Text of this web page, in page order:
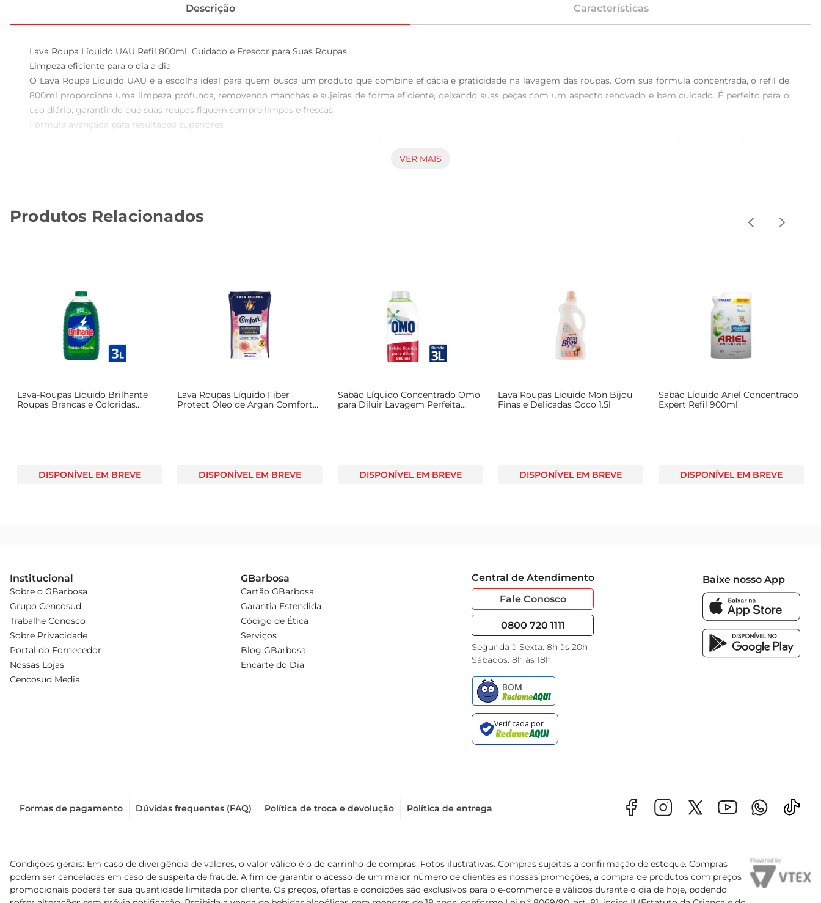
Descrição Características
Lava Roupa Líquido UAU Refil 800ml  Cuidado e Frescor para Suas Roupas
Limpeza eficiente para o dia a dia
O Lava Roupa Líquido UAU é a escolha ideal para quem busca um produto que combine eficácia e praticidade na lavagem das roupas. Com sua fórmula concentrada, o refil de
800ml proporciona uma limpeza profunda, removendo manchas e sujeiras de forma eficiente, deixando suas peças com um aspecto renovado e bem cuidado. É perfeito para o
uso diário, garantindo que suas roupas fiquem sempre limpas e frescas.
Fórmula avançada para resultados superiores
composição é especialmente formulada para preservar as cores e a textura das roupas, evitando o desbotamento e mantendo a qualidade dos tecidos por mais tempo. Além
para proporcionar uma sensação de limpeza e bemestar, tornando o momento de vestir suas roupas ainda mais prazeroso. Com UAU, você não apenas limpa suas roupas, mas
Especificações do produto
O refil de 800ml é uma opção prática e econômica, ideal para quem deseja manter a casa abastecida com um produto de qualidade. Seu design permite fácil armazenamento e
manuseio, além de ser uma alternativa sustentável, contribuindo para a redução do uso de embalagens plásticas. Com UAU, você cuida das suas roupas e do meio ambiente ao
mesmo tempo.
VER MAIS
Produtos Relacionados
Lava-Roupas Líquido Brilhante
Roupas Brancas e Coloridas
DISPONÍVEL EM BREVE
Lava Roupas Líquido Fiber
Protect Óleo de Argan Comfort
DISPONÍVEL EM BREVE
Sabão Líquido Concentrado Omo
para Diluir Lavagem Perfeita
DISPONÍVEL EM BREVE
Lava Roupas Líquido Mon Bijou
Finas e Delicadas Coco 1.5l
DISPONÍVEL EM BREVE
Sabão Líquido Ariel Concentrado
Expert Refil 900ml
DISPONÍVEL EM BREVE
Institucional
Sobre o GBarbosa
Grupo Cencosud
Trabalhe Conosco
Sobre Privacidade
Portal do Fornecedor
Nossas Lojas
Cencosud Media
GBarbosa
Cartão GBarbosa
Garantia Estendida
Código de Ética
Serviços
Blog GBarbosa
Encarte do Dia
Central de Atendimento
Fale Conosco
0800 720 1111
Segunda à Sexta: 8h às 20h
Sábados: 8h às 18h
Baixe nosso App
Formas de pagamento Dúvidas frequentes (FAQ) Política de troca e devolução Política de entrega
Condições gerais: Em caso de divergência de valores, o valor válido é o do carrinho de compras. Fotos ilustrativas. Compras sujeitas a confirmação de estoque. Compras
podem ser canceladas em caso de suspeita de fraude. A fim de garantir o acesso de um maior número de clientes as nossas promoções, a compra de produtos com preços
promocionais poderá ter sua quantidade limitada por cliente. Os preços, ofertas e condições são exclusivos para o e-commerce e válidos durante o dia de hoje, podendo